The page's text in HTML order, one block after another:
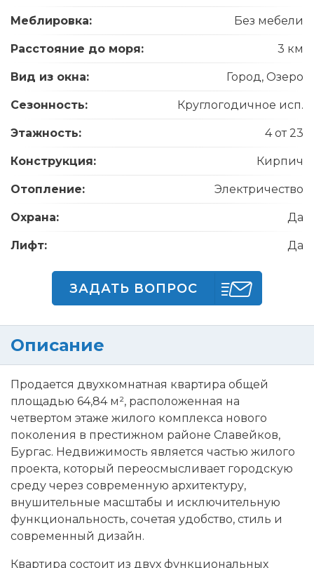
Меблировка: Без мебели
Расстояние до моря: 3 км
Вид из окна: Город, Озеро
Сезонность: Круглогодичное исп.
Этажность: 4 от 23
Конструкция: Кирпич
Отопление: Электричество
Охрана: Да
Лифт: Да
ЗАДАТЬ ВОПРОС
Описание
Продается двухкомнатная квартира общей
площадью 64,84 м², расположенная на
четвертом этаже жилого комплекса нового
поколения в престижном районе Славейков,
Бургас. Недвижимость является частью жилого
проекта, который переосмысливает городскую
среду через современную архитектуру,
внушительные масштабы и исключительную
функциональность, сочетая удобство, стиль и
современный дизайн.
Квартира состоит из двух функциональных